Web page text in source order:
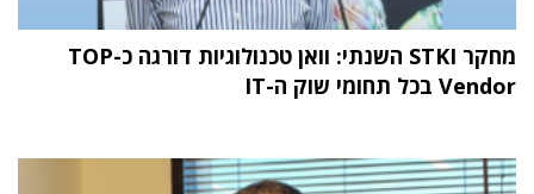
מחקר STKI השנתי: וואן טכנולוגיות דורגה כ-TOP
Vendor בכל תחומי שוק ה-IT